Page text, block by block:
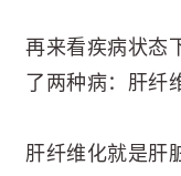
再来看疾病状态
了两种病：肝纤
肝纤维化就是肝